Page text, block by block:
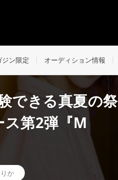
ン限定 オーディション情報
できる真夏の
第2弾『M
か